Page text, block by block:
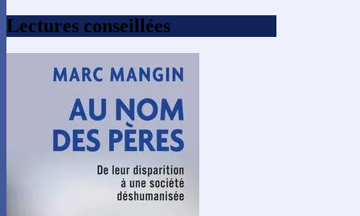
Lectures conseillées